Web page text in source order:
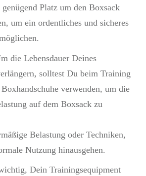
Platz um den Boxsack
um ein ordentliches und sicheres
die Lebensdauer Deines
solltest Du beim Training
Boxhandschuhe verwenden, um die
auf dem Boxsack zu
Belastung oder Techniken,
Nutzung hinausgehen.
Dein Trainingsequipment